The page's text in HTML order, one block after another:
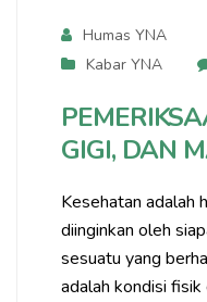
Humas YNA
Kabar YNA
GIGI, DAN
Kesehatan adalah
diinginkan oleh
sesuatu yang
adalah kondisi